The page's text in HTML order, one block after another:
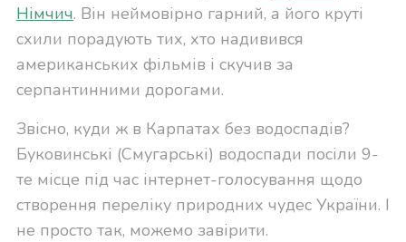
Німчич. Він неймовірно гарний, а його круті
схили порадують тих, хто надивився
американських фільмів і скучив за
серпантинними дорогами.
Звісно, куди ж в Карпатах без водоспадів?
Буковинські (Смугарські) водоспади посіли 9-
те місце під час інтернет-голосування щодо
створення переліку природних чудес України. І
не просто так, можемо завірити.